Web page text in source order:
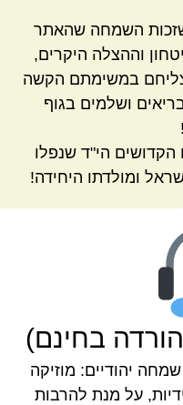
שזכות השמחה שהאתר
וההצלה היקרים,
במשימתם הקשה
ושלמים בגוף
הקדושים הי"ד שנפלו
ומולדתו היחידה!
בחינם)
יהודיים: מוזיקה
על מנת להרבות